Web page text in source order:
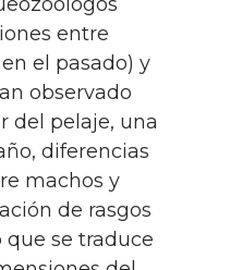
entre
el pasado) y
observado
del pelaje, una
diferencias
machos y
de rasgos
que se traduce